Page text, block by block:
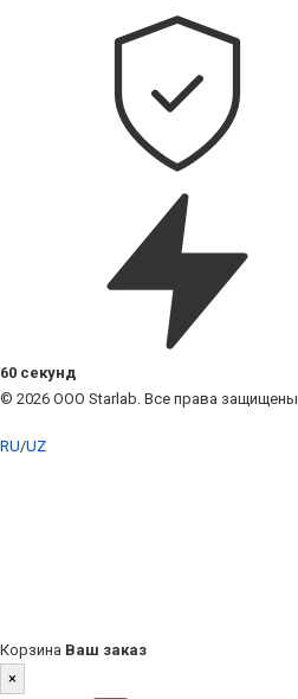
60 секунд
© 2026 ООО Starlab. Все права защищены.
RU/UZ
Корзина Ваш заказ
×